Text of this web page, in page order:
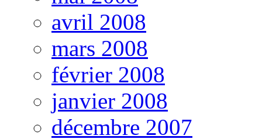
avril 2008
mars 2008
février 2008
janvier 2008
décembre 2007